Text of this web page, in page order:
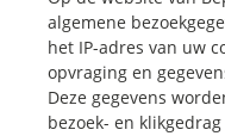
algemene
het IP-adres van uw
opvraging en
Deze gegevens
bezoek- en